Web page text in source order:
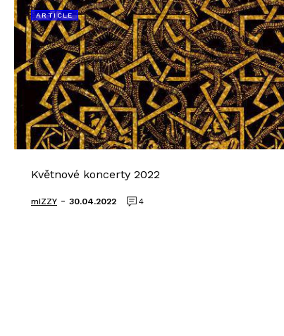
ARTICLE
Květnové koncerty 2022
mIZZY - 30.04.2022 4